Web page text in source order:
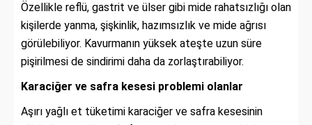
Özellikle reflü, gastrit ve ülser gibi mide rahatsızlığı olan
kişilerde yanma, şişkinlik, hazımsızlık ve mide ağrısı
görülebiliyor. Kavurmanın yüksek ateşte uzun süre
pişirilmesi de sindirimi daha da zorlaştırabiliyor.
Karaciğer ve safra kesesi problemi olanlar
Aşırı yağlı et tüketimi karaciğer ve safra kesesinin